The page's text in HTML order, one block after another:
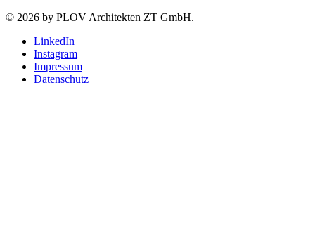
© 2026 by PLOV Architekten ZT GmbH.
LinkedIn
Instagram
Impressum
Datenschutz